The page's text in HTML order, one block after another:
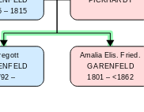
–
– 1815
Amalia Elis. Fried.
GARENFELD
1801 – <1862